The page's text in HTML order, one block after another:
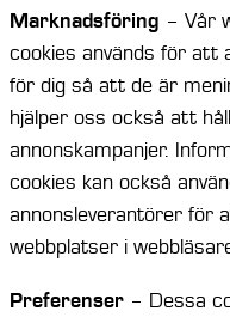
Marknadsföring – Vår
cookies används för att
för dig så att de är
hjälper oss också att
annonskampanjer.
cookies kan också
annonsleverantörer för
webbplatser i
Preferenser – Dessa